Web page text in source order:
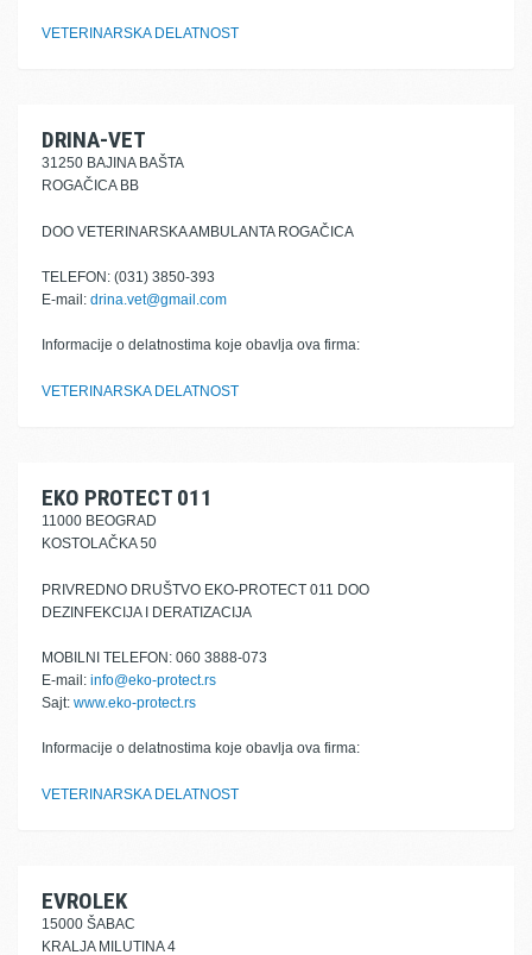
VETERINARSKA DELATNOST
DRINA-VET
31250 BAJINA BAŠTA
ROGAČICA BB
DOO VETERINARSKA AMBULANTA ROGAČICA
TELEFON: (031) 3850-393
E-mail: drina.vet@gmail.com
Informacije o delatnostima koje obavlja ova firma:
VETERINARSKA DELATNOST
EKO PROTECT 011
11000 BEOGRAD
KOSTOLAČKA 50
PRIVREDNO DRUŠTVO EKO-PROTECT 011 DOO
DEZINFEKCIJA I DERATIZACIJA
MOBILNI TELEFON: 060 3888-073
E-mail: info@eko-protect.rs
Sajt: www.eko-protect.rs
Informacije o delatnostima koje obavlja ova firma:
VETERINARSKA DELATNOST
EVROLEK
15000 ŠABAC
KRALJA MILUTINA 4